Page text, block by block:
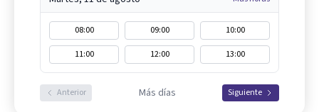
08:00 09:00
10:00
11:00
12:00 13:00
Anterior Más días Siguiente